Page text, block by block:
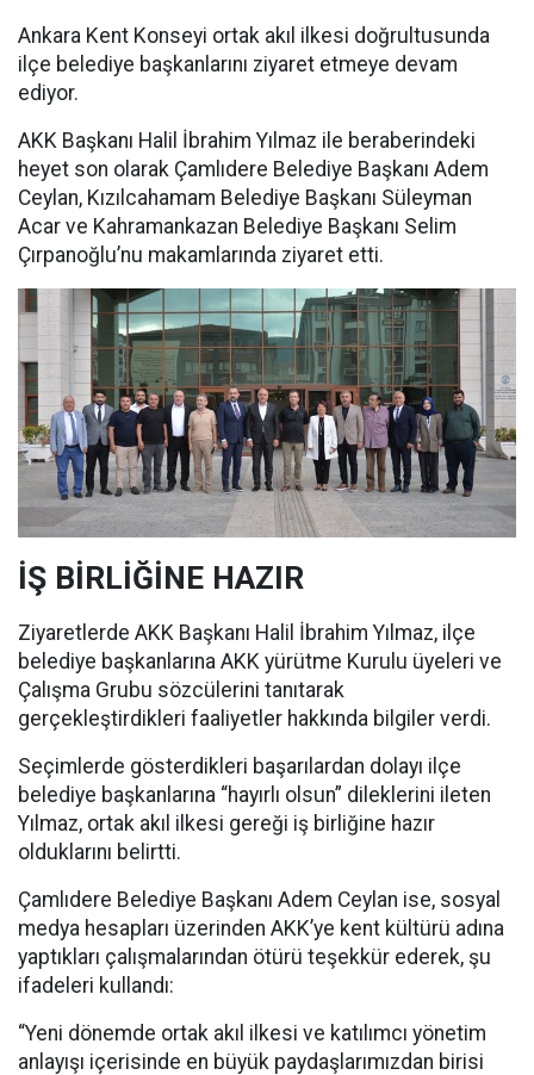
Ankara Kent Konseyi ortak akıl ilkesi doğrultusunda
ilçe belediye başkanlarını ziyaret etmeye devam
ediyor.
AKK Başkanı Halil İbrahim Yılmaz ile beraberindeki
heyet son olarak Çamlıdere Belediye Başkanı Adem
Ceylan, Kızılcahamam Belediye Başkanı Süleyman
Acar ve Kahramankazan Belediye Başkanı Selim
Çırpanoğlu’nu makamlarında ziyaret etti.
İŞ BİRLİĞİNE HAZIR
Ziyaretlerde AKK Başkanı Halil İbrahim Yılmaz, ilçe
belediye başkanlarına AKK yürütme Kurulu üyeleri ve
Çalışma Grubu sözcülerini tanıtarak
gerçekleştirdikleri faaliyetler hakkında bilgiler verdi.
Seçimlerde gösterdikleri başarılardan dolayı ilçe
belediye başkanlarına “hayırlı olsun” dileklerini ileten
Yılmaz, ortak akıl ilkesi gereği iş birliğine hazır
olduklarını belirtti.
Çamlıdere Belediye Başkanı Adem Ceylan ise, sosyal
medya hesapları üzerinden AKK’ye kent kültürü adına
yaptıkları çalışmalarından ötürü teşekkür ederek, şu
ifadeleri kullandı:
“Yeni dönemde ortak akıl ilkesi ve katılımcı yönetim
anlayışı içerisinde en büyük paydaşlarımızdan birisi